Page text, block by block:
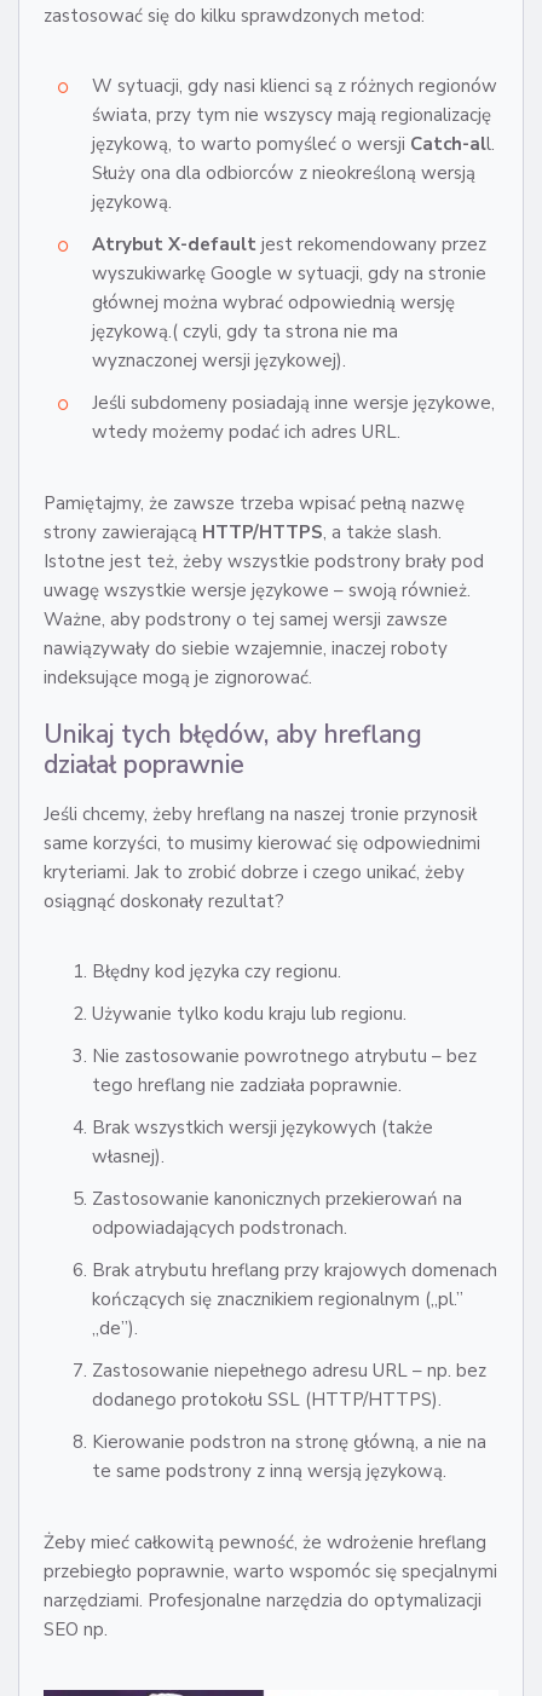
zastosować się do kilku sprawdzonych metod:
W sytuacji, gdy nasi klienci są z różnych regionów
świata, przy tym nie wszyscy mają regionalizację
językową, to warto pomyśleć o wersji Catch-all.
Służy ona dla odbiorców z nieokreśloną wersją
językową.
Atrybut X-default jest rekomendowany przez
wyszukiwarkę Google w sytuacji, gdy na stronie
głównej można wybrać odpowiednią wersję
językową.( czyli, gdy ta strona nie ma
wyznaczonej wersji językowej).
Jeśli subdomeny posiadają inne wersje językowe,
wtedy możemy podać ich adres URL.
Pamiętajmy, że zawsze trzeba wpisać pełną nazwę
strony zawierającą HTTP/HTTPS, a także slash.
Istotne jest też, żeby wszystkie podstrony brały pod
uwagę wszystkie wersje językowe – swoją również.
Ważne, aby podstrony o tej samej wersji zawsze
nawiązywały do siebie wzajemnie, inaczej roboty
indeksujące mogą je zignorować.
Unikaj tych błędów, aby hreflang
działał poprawnie
Jeśli chcemy, żeby hreflang na naszej tronie przynosił
same korzyści, to musimy kierować się odpowiednimi
kryteriami. Jak to zrobić dobrze i czego unikać, żeby
osiągnąć doskonały rezultat?
Błędny kod języka czy regionu.
Używanie tylko kodu kraju lub regionu.
Nie zastosowanie powrotnego atrybutu – bez
tego hreflang nie zadziała poprawnie.
Brak wszystkich wersji językowych (także
własnej).
Zastosowanie kanonicznych przekierowań na
odpowiadających podstronach.
Brak atrybutu hreflang przy krajowych domenach
kończących się znacznikiem regionalnym („pl.”
„de”).
Zastosowanie niepełnego adresu URL – np. bez
dodanego protokołu SSL (HTTP/HTTPS).
Kierowanie podstron na stronę główną, a nie na
te same podstrony z inną wersją językową.
Żeby mieć całkowitą pewność, że wdrożenie hreflang
przebiegło poprawnie, warto wspomóc się specjalnymi
narzędziami. Profesjonalne narzędzia do optymalizacji
SEO np.